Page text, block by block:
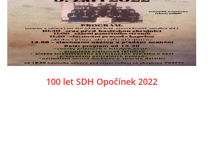
100 let SDH Opočínek 2022